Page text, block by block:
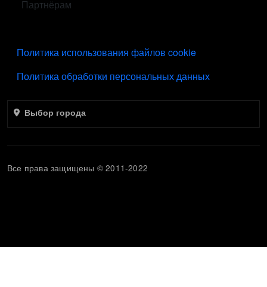
Партнёрам
ПОДВАЛ
Политика использования файлов cookie
Политика обработки персональных данных
Выбор города
Все права защищены © 2011-2022